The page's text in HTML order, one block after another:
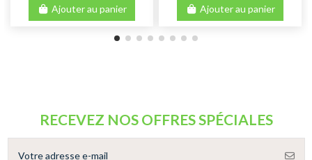
Ajouter au panier Ajouter au panier
RECEVEZ NOS OFFRES SPÉCIALES